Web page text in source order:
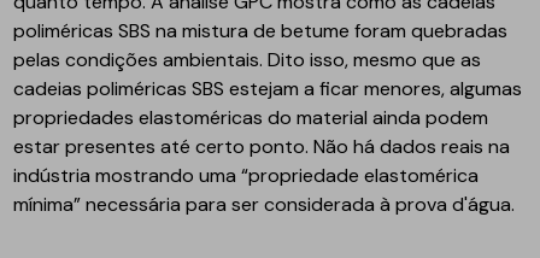
poliméricas SBS na mistura de betume foram quebradas
pelas condições ambientais. Dito isso, mesmo que as
cadeias poliméricas SBS estejam a ficar menores, algumas
propriedades elastoméricas do material ainda podem
estar presentes até certo ponto. Não há dados reais na
indústria mostrando uma “propriedade elastomérica
mínima” necessária para ser considerada à prova d'água.